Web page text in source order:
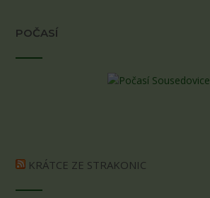
POČASÍ
KRÁTCE ZE STRAKONIC